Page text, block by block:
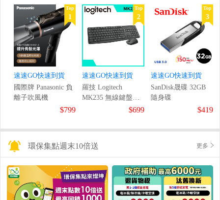
Top
1
速速GO快速到貨
國際牌 Panasonic 負
離子吹風機
$799
Top
2
速速GO快速到貨
羅技 Logitech
MK235 無線鍵盤滑
$699
Top
3
速速GO快速到貨
SanDisk晟碟 32GB
隨身碟
$419
環保集點週末10倍送 更多